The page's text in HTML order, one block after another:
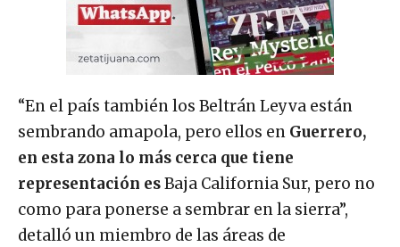
“En el país también los Beltrán Leyva están
sembrando amapola, pero ellos en Guerrero,
en esta zona lo más cerca que tiene
representación esBaja California Sur, pero no
como para ponerse a sembrar en la sierra”,
detalló un miembro de las áreas de